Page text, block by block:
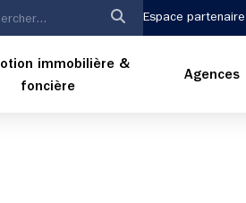
Espace partenaire
immobilière &
foncière
Agences